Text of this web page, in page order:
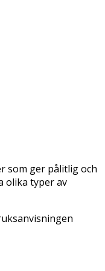
som ger pålitlig och
olika typer av